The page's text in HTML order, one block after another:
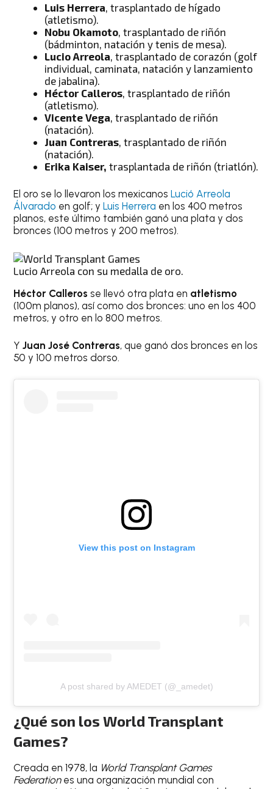
Luis Herrera , trasplantado de hígado
(atletismo).
Nobu Okamoto , trasplantado de riñón
(bádminton, natación y tenis de mesa).
Lucio Arreola , trasplantado de corazón (golf
individual, caminata, natación y lanzamiento
de jabalina).
Héctor Calleros , trasplantado de riñón
(atletismo).
Vicente Vega , trasplantado de riñón
(natación).
Juan Contreras , trasplantado de riñón
(natación).
Erika Kaiser, trasplantada de riñón (triatlón).
El oro se lo llevaron los mexicanosLució Arreola
Álvarado en golf; yLuis Herrera en los 400 metros
planos, este último también ganó una plata y dos
bronces (100 metros y 200 metros).
Lucio Arreola con su medalla de oro.
Héctor Calleros se llevó otra plata en atletismo
(100m planos), así como dos bronces: uno en los 400
metros, y otro en lo 800 metros.
Y Juan José Contreras, que ganó dos bronces en los
50 y 100 metros dorso.
View this post on Instagram
A post shared by AMEDET (@_amedet)
¿Qué son losWorld Transplant
Games?
Creada en 1978, la World Transplant Games
Federationes una organización mundial con